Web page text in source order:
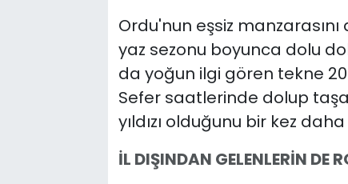
Ordu'nun eşsiz
yaz sezonu boyunca dolu
da yoğun ilgi gören tekne
Sefer saatlerinde dolup
yıldızı olduğunu bir kez daha
İL DIŞINDAN GELENLERİN DE